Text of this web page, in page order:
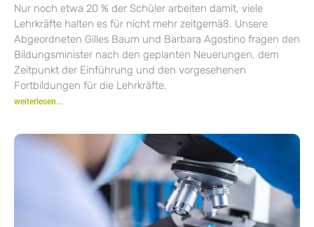
Nur noch etwa 20 % der Schüler arbeiten damit, viele
Lehrkräfte halten es für nicht mehr zeitgemäß. Unsere
Abgeordneten Gilles Baum und Barbara Agostino fragen den
Bildungsminister nach den geplanten Neuerungen, dem
Zeitpunkt der Einführung und den vorgesehenen
Fortbildungen für die Lehrkräfte.
weiterlesen...